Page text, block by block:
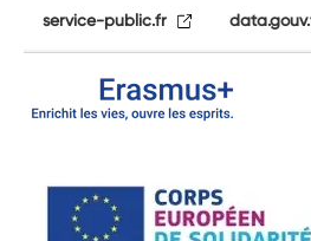
service-public.fr